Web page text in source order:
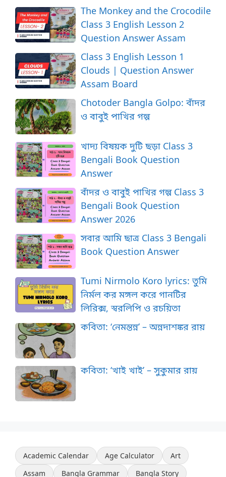
The Monkey and the Crocodile
Class 3 English Lesson 2
Question Answer Assam
Class 3 English Lesson 1
Clouds | Question Answer
Assam Board
Chotoder Bangla Golpo: বাঁদর
ও বাবুই পাখির গল্প
খাদ্য বিষয়ক দুটি ছড়া Class 3
Bengali Book Question
Answer
বাঁদর ও বাবুই পাখির গল্প Class 3
Bengali Book Question
Answer 2026
সবার আমি ছাত্র Class 3 Bengali
Book Question Answer
Tumi Nirmolo Koro lyrics: তুমি
নির্মল কর মঙ্গল করে গানটির
লিরিক্স, স্বরলিপি ও রচয়িতা
কবিতা: ‘নেমন্তন্ন’ – অন্নদাশঙ্কর রায়
কবিতা: ‘খাই খাই’ – সুকুমার রায়
Academic Calendar Age Calculator
Art
Assam
Bangla Grammar
Bangla Story